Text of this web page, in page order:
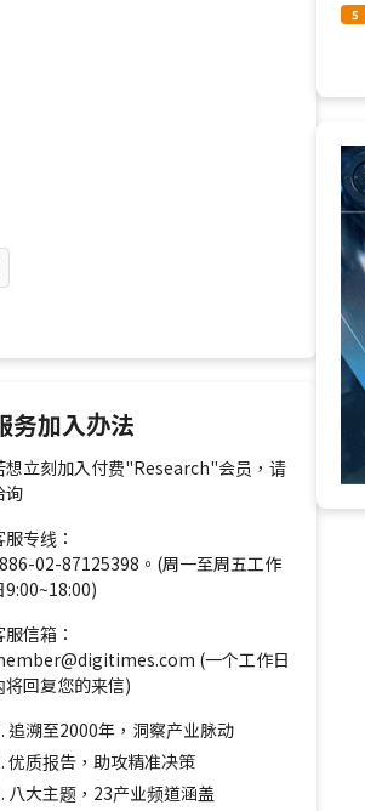
务加入办法
想立刻加入付费"Research"会员，请
询
服专线：
02-87125398。(周一至周五工作
9:00~18:00)
服信箱：
(一个工作日
将回复您的来信)
追溯至2000年，洞察产业脉动
优质报告，助攻精准决策
八大主题，23产业频道涵盖
5